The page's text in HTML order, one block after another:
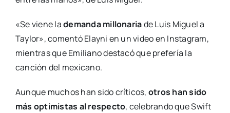
«Se viene lademanda millonariade Luis Miguel a
Taylor», comentó Elayni en un video en Instagram,
mientras que Emiliano destacó que prefería la
canción del mexicano.
Aunque muchos han sido críticos, otros han sido
más optimistas al respecto, celebrando que Swift